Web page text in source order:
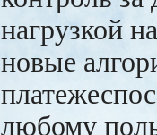
нагрузкой
новые
любому